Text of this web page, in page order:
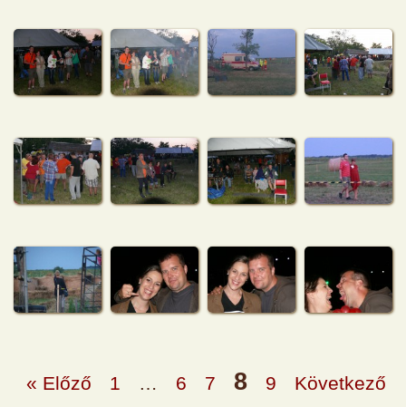
« Előző 1 … 6 7 8 9
Következő